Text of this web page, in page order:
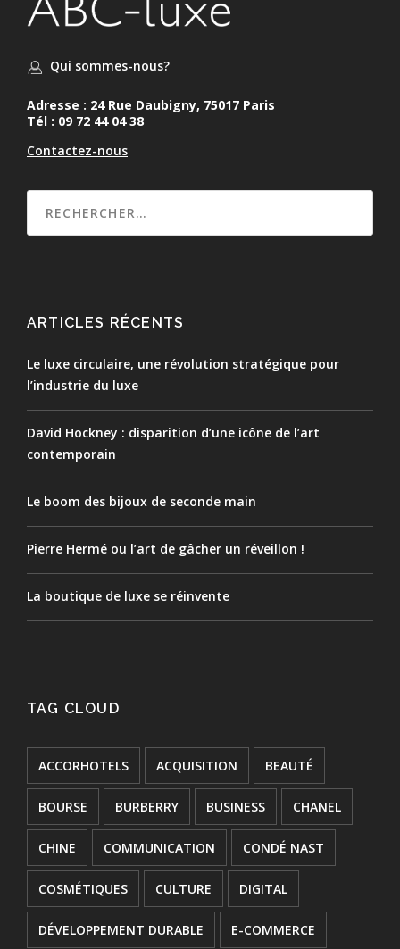
Qui sommes-nous?
Adresse : 24 Rue Daubigny, 75017 Paris
Tél : 09 72 44 04 38
Contactez-nous
ARTICLES RÉCENTS
Le luxe circulaire, une révolution stratégique pour
l’industrie du luxe
David Hockney : disparition d’une icône de l’art
contemporain
Le boom des bijoux de seconde main
Pierre Hermé ou l’art de gâcher un réveillon !
La boutique de luxe se réinvente
TAG CLOUD
ACCORHOTELS ACQUISITION BEAUTÉ
BOURSE BURBERRY BUSINESS CHANEL
CHINE COMMUNICATION CONDÉ NAST
COSMÉTIQUES CULTURE DIGITAL
DÉVELOPPEMENT DURABLE E-COMMERCE